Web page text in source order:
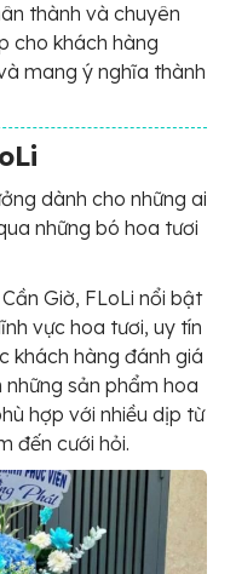
thành và chuyên
cho khách hàng
mang ý nghĩa thành
dành cho những ai
những bó hoa tươi
Giờ, FLoLi nổi bật
vực hoa tươi, uy tín
khách hàng đánh giá
sản phẩm hoa
hợp với nhiều dịp từ
đến cưới hỏi.